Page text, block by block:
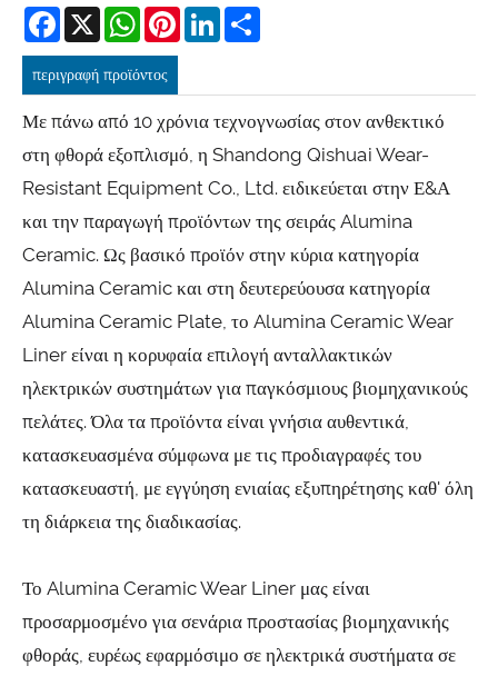
Facebook
X WhatsAppPinterestLinkedIn
περιγραφή προϊόντος
Με πάνω από 10 χρόνια τεχνογνωσίας στον ανθεκτικό
στη φθορά εξοπλισμό, η Shandong Qishuai Wear-
Resistant Equipment Co., Ltd. ειδικεύεται στην Ε&Α
και την παραγωγή προϊόντων της σειράς Alumina
Ceramic. Ως βασικό προϊόν στην κύρια κατηγορία
Alumina Ceramic και στη δευτερεύουσα κατηγορία
Alumina Ceramic Plate, το Alumina Ceramic Wear
Liner είναι η κορυφαία επιλογή ανταλλακτικών
ηλεκτρικών συστημάτων για παγκόσμιους βιομηχανικούς
πελάτες. Όλα τα προϊόντα είναι γνήσια αυθεντικά,
κατασκευασμένα σύμφωνα με τις προδιαγραφές του
κατασκευαστή, με εγγύηση ενιαίας εξυπηρέτησης καθ' όλη
τη διάρκεια της διαδικασίας.
Το Alumina Ceramic Wear Liner μας είναι
προσαρμοσμένο για σενάρια προστασίας βιομηχανικής
φθοράς, ευρέως εφαρμόσιμο σε ηλεκτρικά συστήματα σε